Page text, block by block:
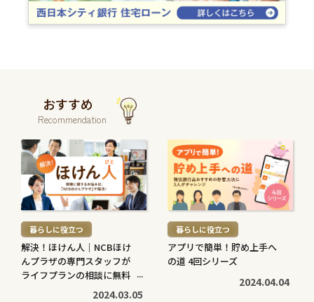
おすすめ
Recommendation
続
き
を
読
む
> 暮らしに役立つ
解決！ほけん人｜NCBほけ
んプラザの専門スタッフが
ライフプランの相談に無料
2024.03.05
続
き
を
読
む
> 暮らしに役立つ
アプリで簡単！貯め上手へ
の道 4回シリーズ
2024.04.04